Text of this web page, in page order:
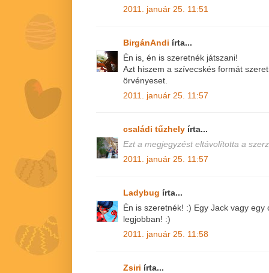
2011. január 25. 11:51
BirgánAndi írta...
Én is, én is szeretnék játszani!
Azt hiszem a szívecskés formát
örvényeset.
2011. január 25. 11:57
családi tűzhely írta...
Ezt a megjegyzést eltávolította a
2011. január 25. 11:57
Ladybug írta...
Én is szeretnék! :) Egy Jack vagy egy
legjobban! :)
2011. január 25. 11:58
Zsiri írta...